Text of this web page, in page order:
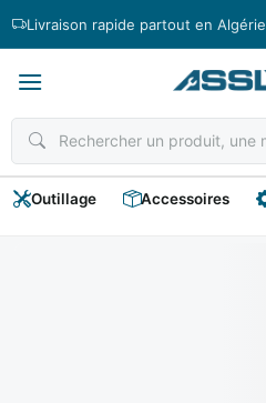
Livraison rapide partout en Algérie
Outillage Accessoires